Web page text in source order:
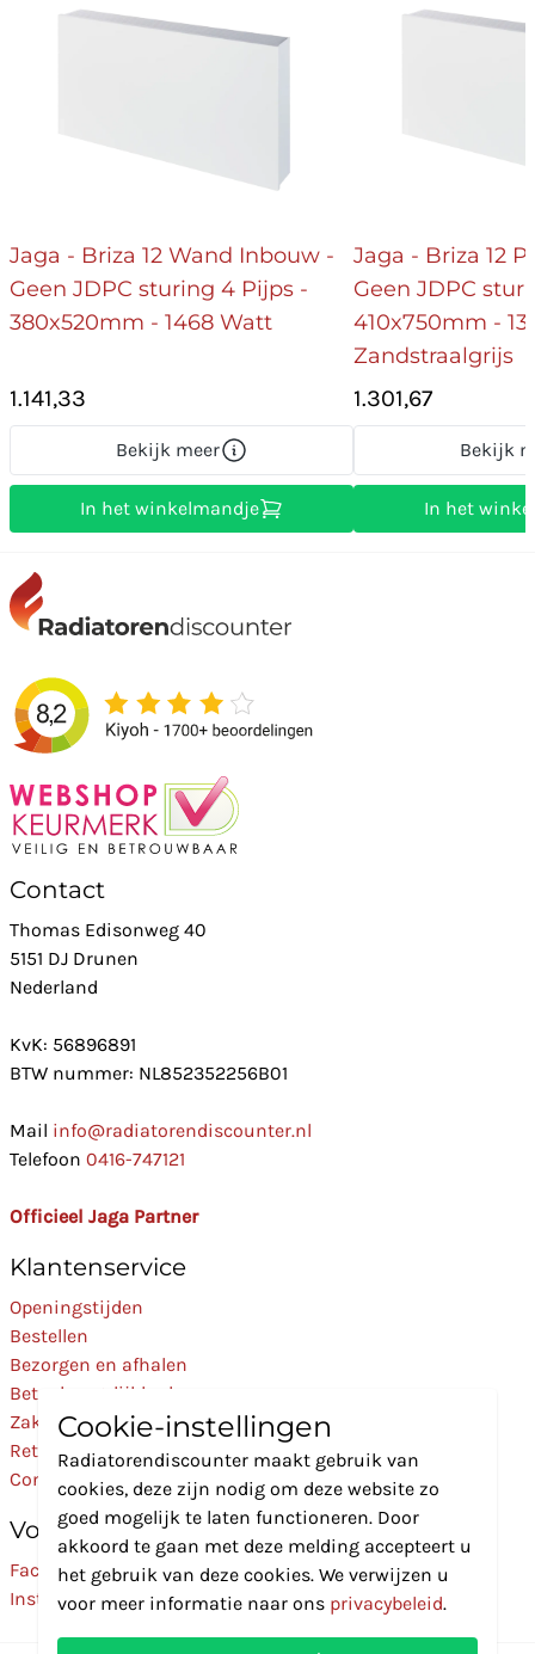
Jaga - Briza 12 Wand Inbouw -
Geen JDPC sturing 4 Pijps -
380x520mm - 1468 Watt
1.141,33
Bekijk meer
In het winkelmandje
Jaga - Briza 12
Geen JDPC
410x750mm -
Zandstraalgrijs
1.301,67
Bekijk
In het
Contact
Thomas Edisonweg 40
5151 DJ Drunen
Nederland
KvK: 56896891
BTW nummer: NL852352256B01
Mail info@radiatorendiscounter.nl
Telefoon 0416-747121
Officieel Jaga Partner
Klantenservice
Openingstijden
Bestellen
Bezorgen en afhalen
Betaalmogelijkheden
Zakelijk
Retourneren
Contact
Volg Ons
Facebook
Instagram
Cookie-instellingen
Radiatorendiscounter maakt gebruik van
cookies, deze zijn nodig om deze website zo
goed mogelijk te laten functioneren. Door
akkoord te gaan met deze melding accepteert u
het gebruik van deze cookies. We verwijzen u
voor meer informatie naar ons privacybeleid.